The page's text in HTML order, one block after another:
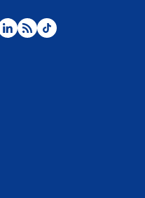
De la Espriella gobernará